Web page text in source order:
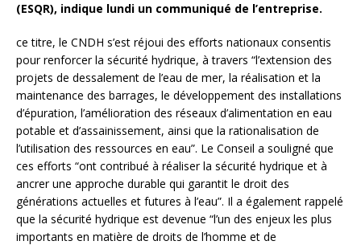
(ESQR), indique lundi un communiqué de l’entreprise.
ce titre, le CNDH s’est réjoui des efforts nationaux consentis
pour renforcer la sécurité hydrique, à travers “l’extension des
projets de dessalement de l’eau de mer, la réalisation et la
maintenance des barrages, le développement des installations
d’épuration, l’amélioration des réseaux d’alimentation en eau
potable et d’assainissement, ainsi que la rationalisation de
l’utilisation des ressources en eau”. Le Conseil a souligné que
ces efforts “ont contribué à réaliser la sécurité hydrique et à
ancrer une approche durable qui garantit le droit des
générations actuelles et futures à l’eau”. Il a également rappelé
que la sécurité hydrique est devenue “l’un des enjeux les plus
importants en matière de droits de l’homme et de